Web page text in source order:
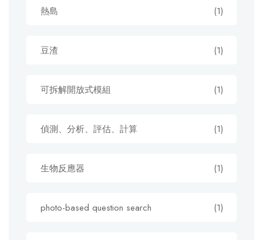
熱島 (1)
豆渣 (1)
可拆解開放式模組 (1)
偵測、分析、評估、計算 (1)
生物反應器 (1)
photo-based question search (1)